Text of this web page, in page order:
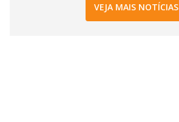
VEJA MAIS NOTÍCIAS